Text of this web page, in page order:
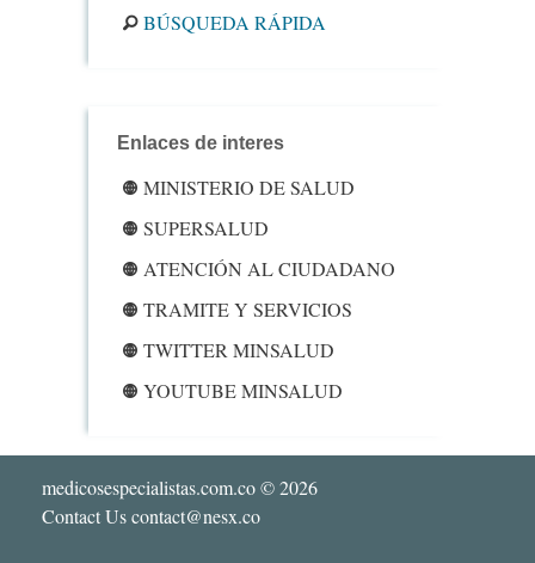
BÚSQUEDA RÁPIDA
Enlaces de interes
MINISTERIO DE SALUD
SUPERSALUD
ATENCIÓN AL CIUDADANO
TRAMITE Y SERVICIOS
TWITTER MINSALUD
YOUTUBE MINSALUD
medicosespecialistas.com.co© 2026
Contact Us contact@nesx.co